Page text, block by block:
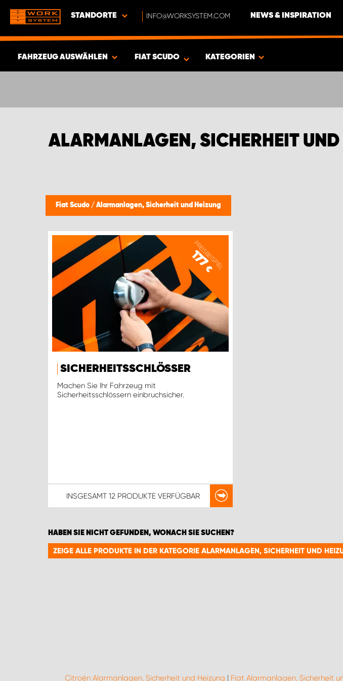
STANDORTE INFO@WORKSYSTEM.COM NEWS & INSPIRATION
FAHRZEUG AUSWÄHLEN FIAT SCUDO KATEGORIEN
ALARMANLAGEN, SICHERHEIT
Fiat Scudo / Alarmanlagen, Sicherheit und Heizung
PREISBEISPIEL
177
€
SICHERHEITSSCHLÖSSER
Machen Sie Ihr Fahrzeug mit
Sicherheitsschlössern einbruchsicher.
INSGESAMT 12 PRODUKTEVERFÜGBAR
HABEN SIE NICHT GEFUNDEN, WONACH SIE SUCHEN?
ZEIGE ALLE PRODUKTE IN DER KATEGORIE ALARMANLAGEN, SICHERHEIT UND
Citroën Alarmanlagen, Sicherheit und Heizung | Fiat Alarmanlagen, Sicherheit